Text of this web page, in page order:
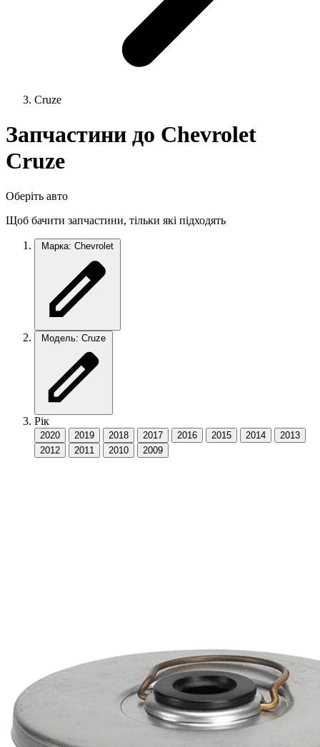
Cruze
Запчастини до Chevrolet
Cruze
Оберіть авто
Щоб бачити запчастини, тільки які підходять
Марка: Chevrolet
Модель: Cruze
Рік
2020 2019 2018 2017 2016 2015 2014
2013
2012
2011 2010 2009